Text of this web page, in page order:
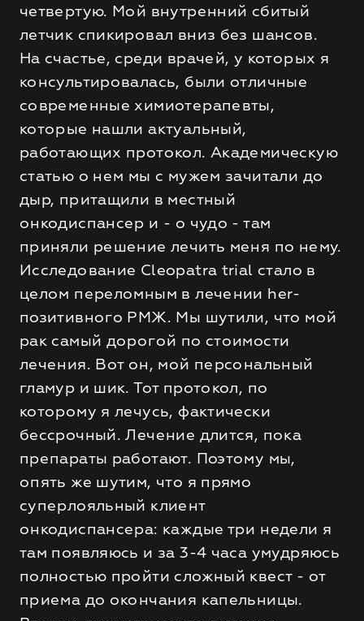
четвертую. Мой внутренний сбитый
летчик спикировал вниз без шансов.
На счастье, среди врачей, у которых я
консультировалась, были отличные
современные химиотерапевты,
которые нашли актуальный,
работающих протокол. Академическую
статью о нем мы с мужем зачитали до
дыр, притащили в местный
онкодиспансер и - о чудо - там
приняли решение лечить меня по нему.
Исследование Cleopatra trial стало в
целом переломным в лечении her-
позитивного РМЖ. Мы шутили, что мой
рак самый дорогой по стоимости
лечения. Вот он, мой персональный
гламур и шик. Тот протокол, по
которому я лечусь, фактически
бессрочный. Лечение длится, пока
препараты работают. Поэтому мы,
опять же шутим, что я прямо
суперлояльный клиент
онкодиспансера: каждые три недели я
там появляюсь и за 3-4 часа умудряюсь
полностью пройти сложный квест - от
приема до окончания капельницы.